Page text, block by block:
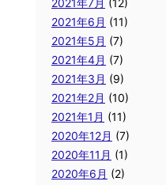
2021年7月 (12)
2021年6月 (11)
2021年5月 (7)
2021年4月 (7)
2021年3月 (9)
2021年2月 (10)
2021年1月 (11)
2020年12月 (7)
2020年11月 (1)
2020年6月 (2)